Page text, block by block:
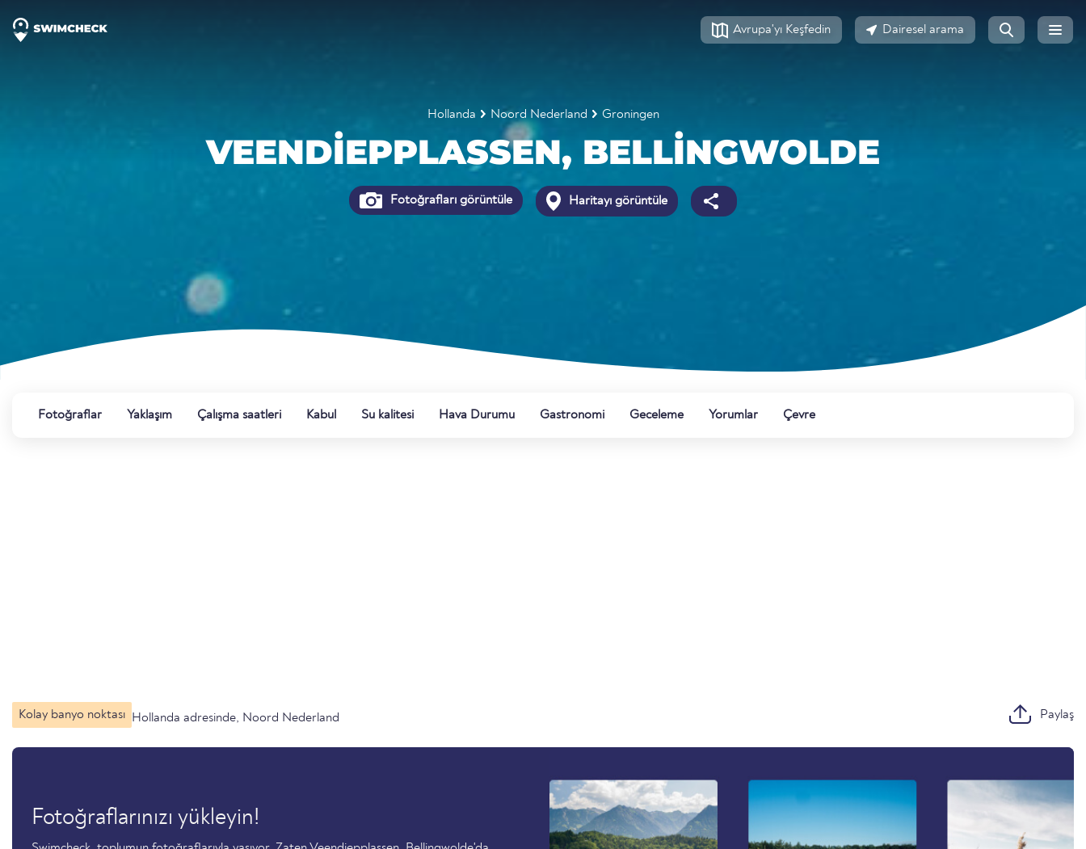
Avrupa'yı Keşfedin Dairesel arama
Hollanda Noord Nederland Groningen
VEENDIEPPLASSEN, BELLINGWOLDE
Fotoğrafları görüntüle Haritayı görüntüle
Fotoğraflar Yaklaşım Çalışma saatleri Kabul Su kalitesi Hava Durumu Gastronomi Geceleme Yorumlar Çevre
Kolay banyo noktası Hollanda adresinde, Noord Nederland Paylaş
Fotoğraflarınızı yükleyin!